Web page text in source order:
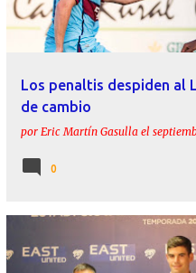
Los penaltis despiden al
de cambio
por Eric Martín Gasulla el
0
ACTUALIDAD DECLARACIONES